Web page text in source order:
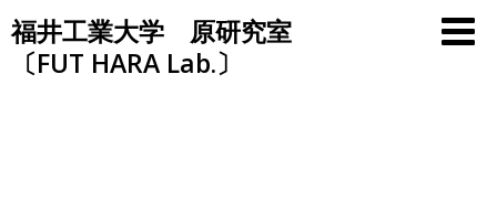
Skip
to
content
福井工業大学 原研究室
〔FUT HARA Lab.〕